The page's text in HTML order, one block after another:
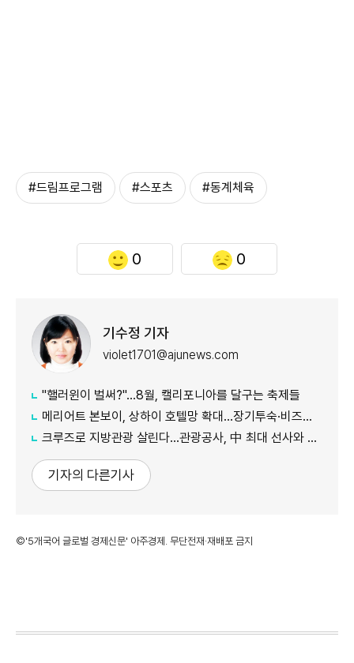
#드림프로그램 #스포츠 #동계체육
0 0
기수정 기자
violet1701@ajunews.com
"핼러윈이 벌써?"…8월, 캘리포니아를 달구는 축제들
메리어트 본보이, 상하이 호텔망 확대…장기투숙·비즈니스 수요 공략
크루즈로 지방관광 살린다…관광공사, 中 최대 선사와 맞손
기자의 다른기사
©'5개국어 글로벌 경제신문' 아주경제. 무단전재·재배포 금지